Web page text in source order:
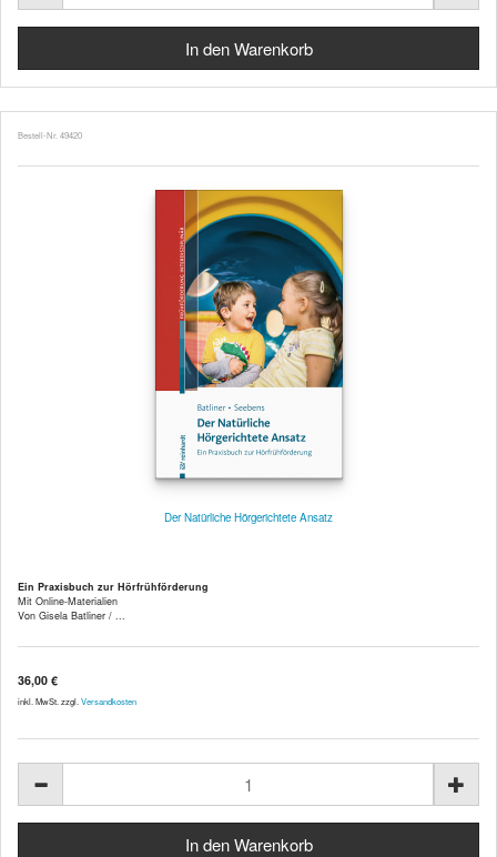
Bestell-Nr. 49420
Der Natürliche Hörgerichtete Ansatz
Ein Praxisbuch zur Hörfrühförderung
Mit Online-Materialien
Von Gisela Batliner / ...
36,00 €
inkl. MwSt. zzgl. Versandkosten